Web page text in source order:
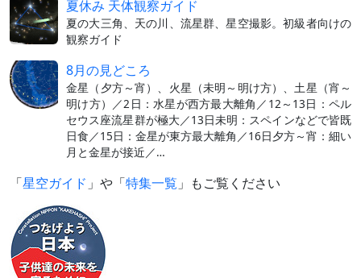
夏休み 天体観察ガイド
夏の大三角、天の川、流星群、星空撮影。初級者向けの
観察ガイド
8月の見どころ
金星（夕方～宵）、火星（未明～明け方）、土星（宵～
明け方）／2日：水星が西方最大離角／12～13日：ペル
セウス座流星群が極大／13日未明：スペインなどで皆既
日食／15日：金星が東方最大離角／16日夕方～宵：細い
月と金星が接近／…
「星空ガイド 」や「特集一覧 」もご覧ください